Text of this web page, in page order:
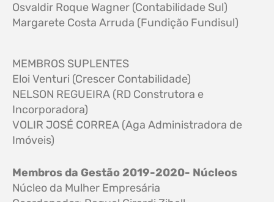
Osvaldir Roque Wagner (Contabilidade Sul)
Margarete Costa Arruda (Fundição Fundisul)
MEMBROS SUPLENTES
Eloi Venturi (Crescer Contabilidade)
NELSON REGUEIRA (RD Construtora e
Incorporadora)
VOLIR JOSÉ CORREA (Aga Administradora de
Imóveis)
Membros da Gestão 2019-2020- Núcleos
Núcleo da Mulher Empresária